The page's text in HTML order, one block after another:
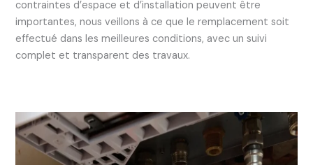
contraintes d’espace et d’installation peuvent être
importantes, nous veillons à ce que le remplacement soit
effectué dans les meilleures conditions, avec un suivi
complet et transparent des travaux.